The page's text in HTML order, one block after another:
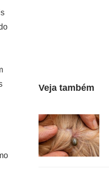
Veja também